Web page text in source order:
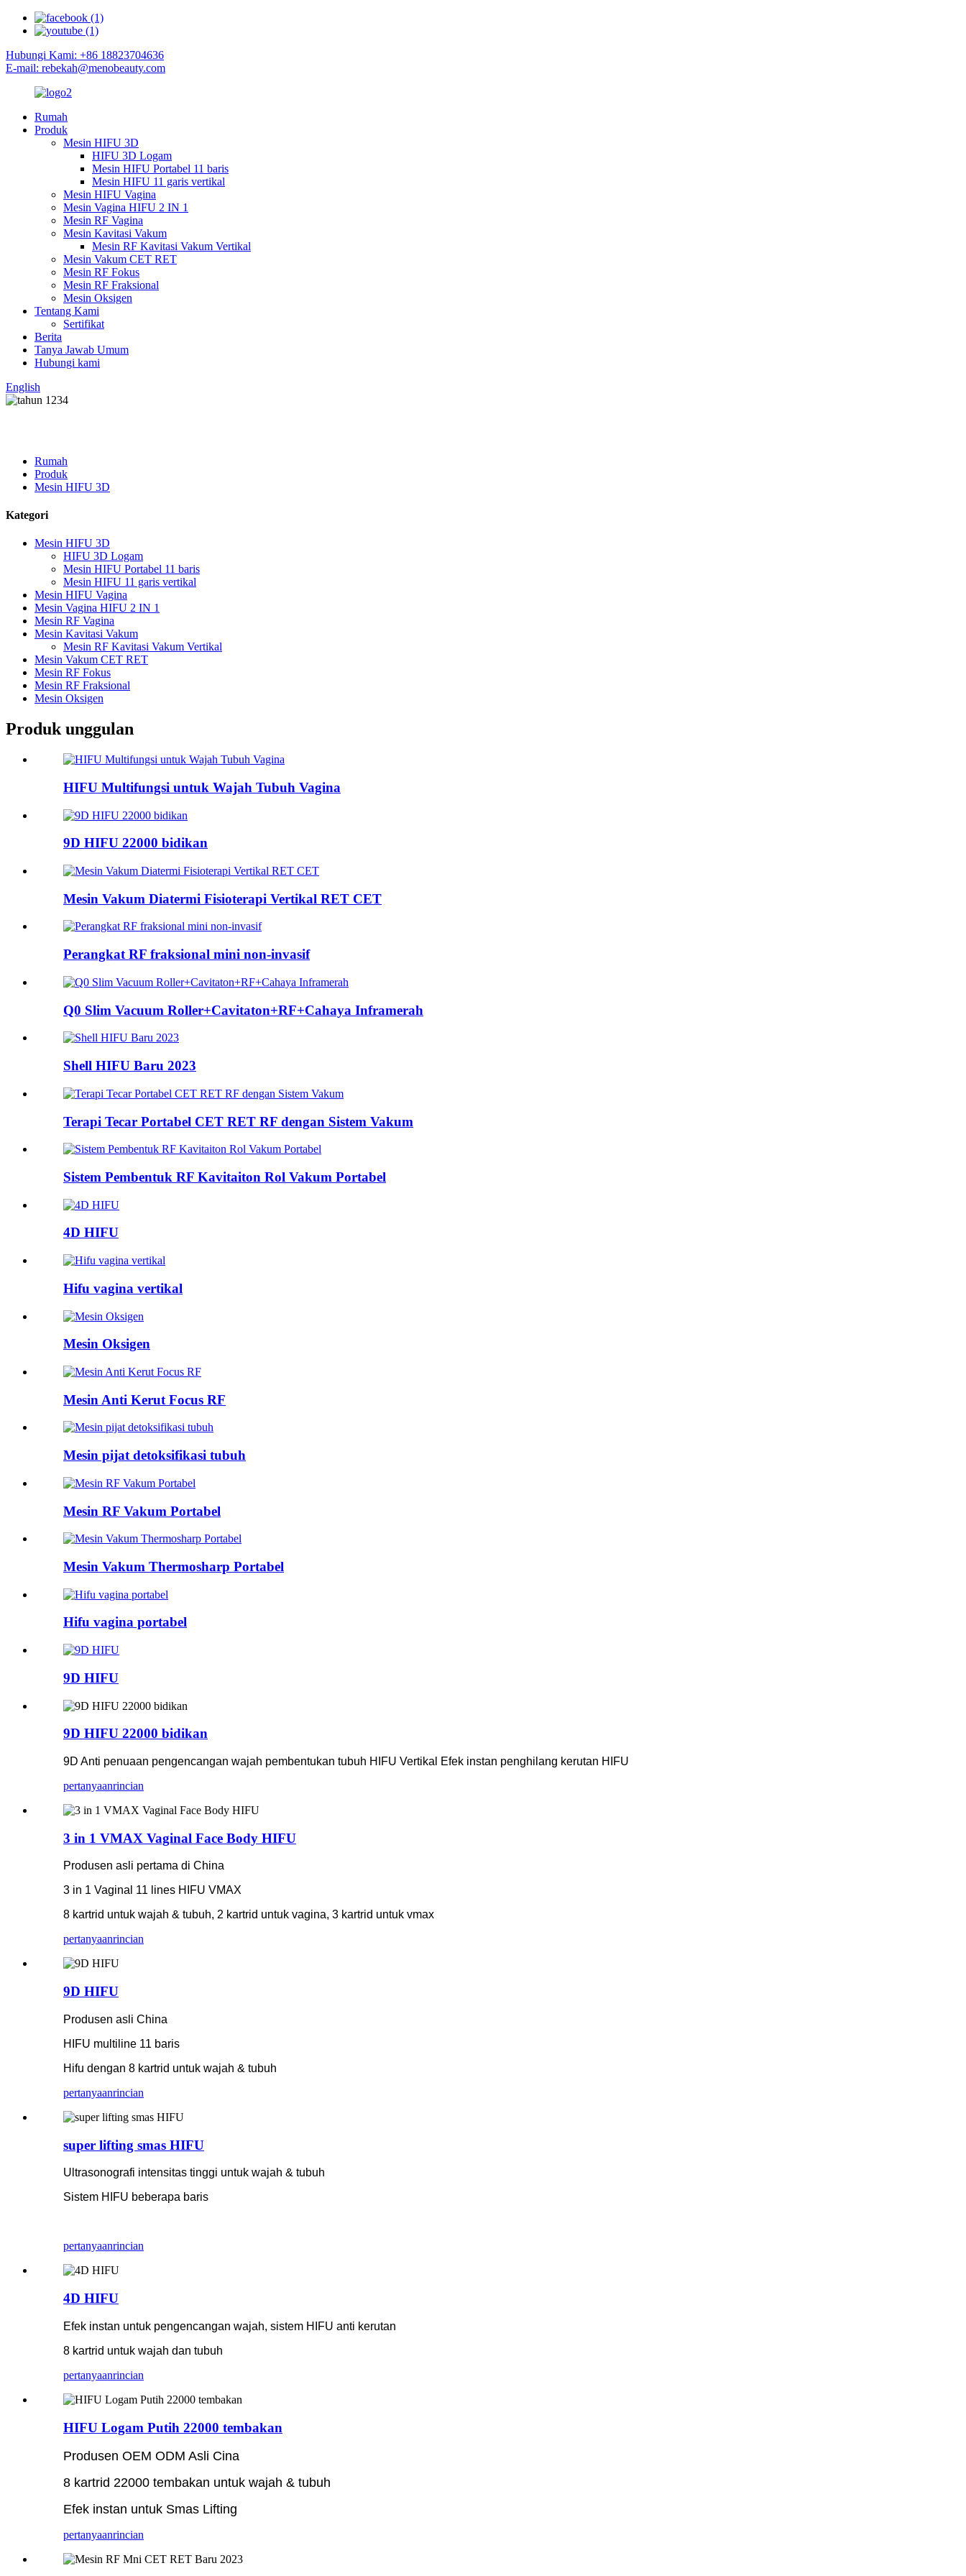
Hubungi Kami: +86 18823704636
E-mail: rebekah@menobeauty.com
Rumah
Produk
Mesin HIFU 3D
HIFU 3D Logam
Mesin HIFU Portabel 11 baris
Mesin HIFU 11 garis vertikal
Mesin HIFU Vagina
Mesin Vagina HIFU 2 IN 1
Mesin RF Vagina
Mesin Kavitasi Vakum
Mesin RF Kavitasi Vakum Vertikal
Mesin Vakum CET RET
Mesin RF Fokus
Mesin RF Fraksional
Mesin Oksigen
Tentang Kami
Sertifikat
Berita
Tanya Jawab Umum
Hubungi kami
English
Rumah
Produk
Mesin HIFU 3D
Kategori
Mesin HIFU 3D
HIFU 3D Logam
Mesin HIFU Portabel 11 baris
Mesin HIFU 11 garis vertikal
Mesin HIFU Vagina
Mesin Vagina HIFU 2 IN 1
Mesin RF Vagina
Mesin Kavitasi Vakum
Mesin RF Kavitasi Vakum Vertikal
Mesin Vakum CET RET
Mesin RF Fokus
Mesin RF Fraksional
Mesin Oksigen
Produk unggulan
HIFU Multifungsi untuk Wajah Tubuh Vagina
9D HIFU 22000 bidikan
Mesin Vakum Diatermi Fisioterapi Vertikal RET CET
Perangkat RF fraksional mini non-invasif
Q0 Slim Vacuum Roller+Cavitaton+RF+Cahaya Inframerah
Shell HIFU Baru 2023
Terapi Tecar Portabel CET RET RF dengan Sistem Vakum
Sistem Pembentuk RF Kavitaiton Rol Vakum Portabel
4D HIFU
Hifu vagina vertikal
Mesin Oksigen
Mesin Anti Kerut Focus RF
Mesin pijat detoksifikasi tubuh
Mesin RF Vakum Portabel
Mesin Vakum Thermosharp Portabel
Hifu vagina portabel
9D HIFU
9D HIFU 22000 bidikan
9D Anti penuaan pengencangan wajah pembentukan tubuh HIFU Vertikal
Efek instan penghilang kerutan HIFU
pertanyaanrincian
3 in 1 VMAX Vaginal Face Body HIFU
Produsen asli pertama di China
3 in 1 Vaginal 11 lines HIFU VMAX
8 kartrid untuk wajah & tubuh, 2 kartrid untuk vagina, 3 kartrid untuk vmax
pertanyaanrincian
9D HIFU
Produsen asli China
HIFU multiline 11 baris
Hifu dengan 8 kartrid untuk wajah & tubuh
pertanyaanrincian
super lifting smas HIFU
Ultrasonografi intensitas tinggi untuk wajah & tubuh
Sistem HIFU beberapa baris
pertanyaanrincian
4D HIFU
Efek instan untuk pengencangan wajah, sistem HIFU anti kerutan
8 kartrid untuk wajah dan tubuh
pertanyaanrincian
HIFU Logam Putih 22000 tembakan
Produsen OEM ODM Asli Cina
8 kartrid 22000 tembakan untuk wajah & tubuh
Efek instan untuk Smas Lifting
pertanyaanrincian